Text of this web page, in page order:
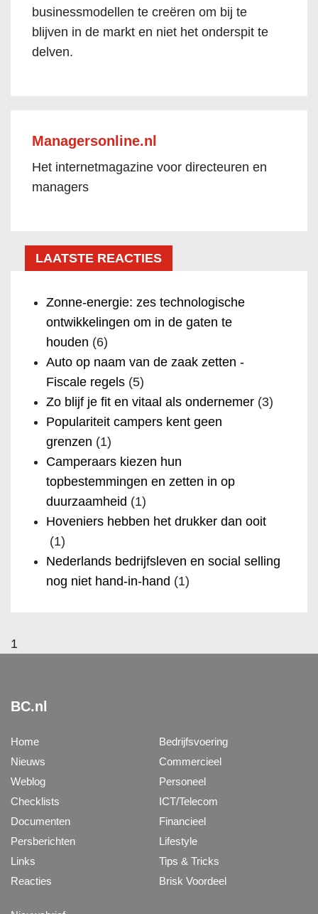
businessmodellen te creëren om bij te
blijven in de markt en niet het onderspit te
delven.
Managersonline.nl
Het internetmagazine voor directeuren en
managers
LAATSTE REACTIES
Zonne-energie: zes technologische
ontwikkelingen om in de gaten te
houden (6)
Auto op naam van de zaak zetten -
Fiscale regels (5)
Zo blijf je fit en vitaal als ondernemer (3)
Populariteit campers kent geen
grenzen (1)
Camperaars kiezen hun
topbestemmingen en zetten in op
duurzaamheid (1)
Hoveniers hebben het drukker dan ooit
(1)
Nederlands bedrijfsleven en social selling
nog niet hand-in-hand (1)
1
BC.nl
Home
Nieuws
Weblog
Checklists
Documenten
Persberichten
Links
Reacties
Bedrijfsvoering
Commercieel
Personeel
ICT/Telecom
Financieel
Lifestyle
Tips & Tricks
Brisk Voordeel